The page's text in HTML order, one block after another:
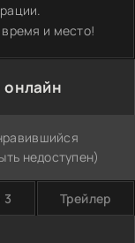
и место!
онлайн
недоступен)
3 Трейлер